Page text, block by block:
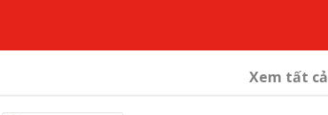
Xem tất cả